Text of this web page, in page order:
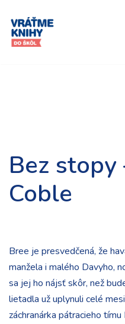
Preskočiť
na
Bez stopy
Coble
Bree je presvedčená, že
manžela i malého Davyho,
sa jej ho nájsť skôr, než
lietadla už uplynuli celé
záchranárka pátracieho